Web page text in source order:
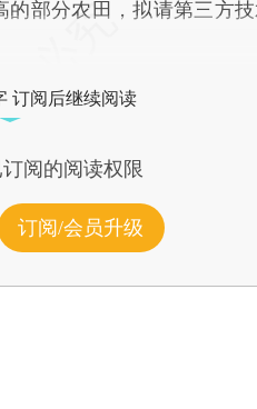
部分农田，拟请第三方
订阅后继续阅读
阅的阅读权限
订阅/会员升级